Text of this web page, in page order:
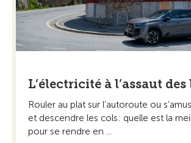
L’électricité à l’assaut des
Rouler au plat sur l’autoroute ou
et descendre les cols: quelle est la
pour se rendre en ...